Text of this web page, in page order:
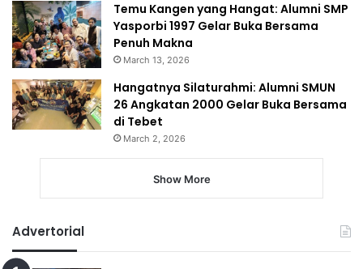
Temu Kangen yang Hangat: Alumni SMP
Yasporbi 1997 Gelar Buka Bersama
Penuh Makna
March 13, 2026
Hangatnya Silaturahmi: Alumni SMUN
26 Angkatan 2000 Gelar Buka Bersama
di Tebet
March 2, 2026
Show More
Advertorial